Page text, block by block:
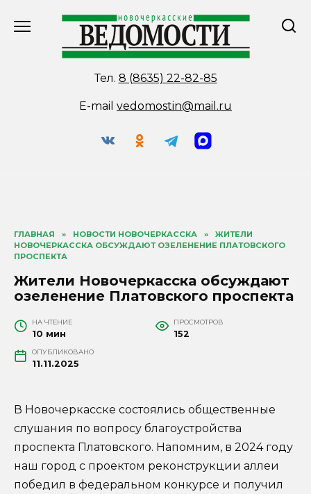
Тел. 8 (8635) 22-82-85
E-mail vedomostin@mail.ru
ГЛАВНАЯ » НОВОСТИ НОВОЧЕРКАССКА »
ЖИТЕЛИ
НОВОЧЕРКАССКА ОБСУЖДАЮТ ОЗЕЛЕНЕНИЕ ПЛАТОВСКОГО
ПРОСПЕКТА
Жители Новочеркасска обсуждают
озеленение Платовского проспекта
НА ЧТЕНИЕ
10 мин
ПРОСМОТРОВ
152
ОПУБЛИКОВАНО
11.11.2025
В Новочеркасске состоялись общественные
слушания по вопросу благоустройства
проспекта Платовского. Напомним, в 2024 году
наш город с проектом реконструкции аллеи
победил в федеральном конкурсе и получил